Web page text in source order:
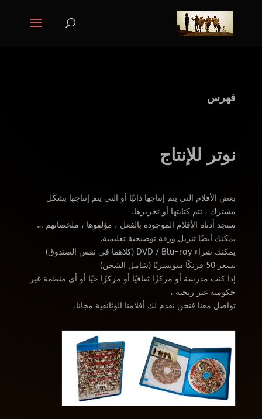
فهرس
نوتر للإنتاج
بعض الأفلام التي يتم إنتاجها ذاتيًا أو التي يتم إنتاجها بشكل
مشترك ، تتم كتابتها أو تحريرها.
ستجد أدناه الأفلام الموجودة بالفعل ، مؤلفوها ، ملخصاتهم …
يمكنك أيضًا تنزيل ورقة توضيحية تعليمية.
يمكنك شراء DVD / Blu-ray (كلاهما في نفس الصندوق)
بسعر 50 فرنكًا سويسريًا (شامل الشحن)
إذا كنت مدرسة أو مركزًا ثقافيًا أو مركزًا حيًا أو أي منظمة غير
حكومية غير ربحية ،
تواصل معنا فنحن نقدم لك أفلامنا الوثائقية مجانا.